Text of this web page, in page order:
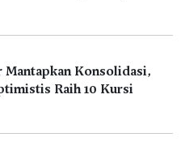
Konsolidasi,
Raih 10 Kursi